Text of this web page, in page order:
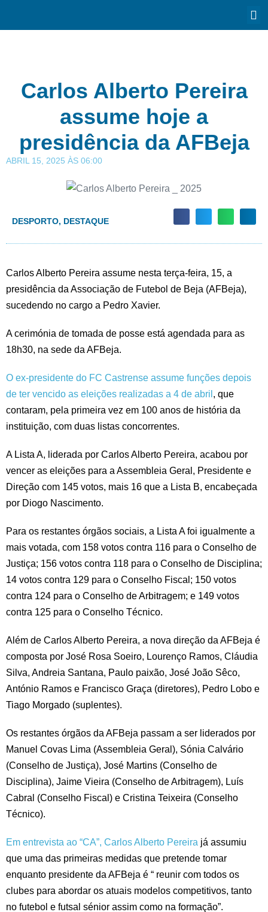
Carlos Alberto Pereira
assume hoje a
presidência da AFBeja
ABRIL 15, 2025 ÀS 06:00
DESPORTO, DESTAQUE
Carlos Alberto Pereira assume nesta terça-feira, 15, a
presidência da Associação de Futebol de Beja (AFBeja),
sucedendo no cargo a Pedro Xavier.
A cerimónia de tomada de posse está agendada para as
18h30, na sede da AFBeja.
O ex-presidente do FC Castrense assume funções depois
de ter vencido as eleições realizadas a 4 de abril , que
contaram, pela primeira vez em 100 anos de história da
instituição, com duas listas concorrentes.
A Lista A, liderada por Carlos Alberto Pereira, acabou por
vencer as eleições para a Assembleia Geral, Presidente e
Direção com 145 votos, mais 16 que a Lista B, encabeçada
por Diogo Nascimento.
Para os restantes órgãos sociais, a Lista A foi igualmente a
mais votada, com 158 votos contra 116 para o Conselho de
Justiça; 156 votos contra 118 para o Conselho de Disciplina;
14 votos contra 129 para o Conselho Fiscal; 150 votos
contra 124 para o Conselho de Arbitragem; e 149 votos
contra 125 para o Conselho Técnico.
Além de Carlos Alberto Pereira, a nova direção da AFBeja é
composta por José Rosa Soeiro, Lourenço Ramos, Cláudia
Silva, Andreia Santana, Paulo paixão, José João Sêco,
António Ramos e Francisco Graça (diretores), Pedro Lobo e
Tiago Morgado (suplentes).
Os restantes órgãos da AFBeja passam a ser liderados por
Manuel Covas Lima (Assembleia Geral), Sónia Calvário
(Conselho de Justiça), José Martins (Conselho de
Disciplina), Jaime Vieira (Conselho de Arbitragem), Luís
Cabral (Conselho Fiscal) e Cristina Teixeira (Conselho
Técnico).
Em entrevista ao “CA”, Carlos Alberto Pereira já assumiu
que uma das primeiras medidas que pretende tomar
enquanto presidente da AFBeja é “ reunir com todos os
clubes para abordar os atuais modelos competitivos, tanto
no futebol e futsal sénior assim como na formação”.